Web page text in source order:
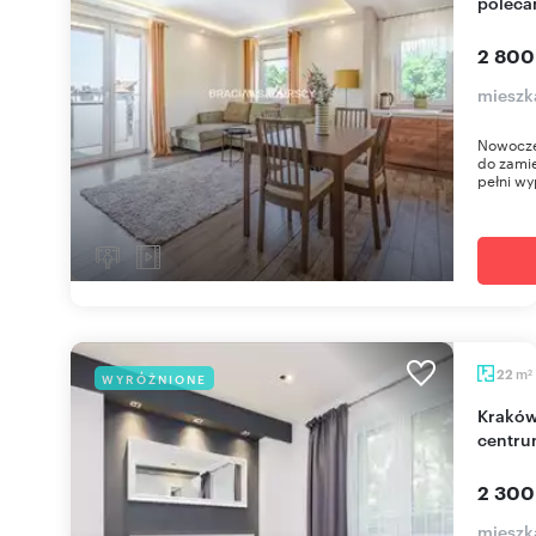
2
do
pełni
WYRÓŻNIONE 22 m2
Kraków, Krowodrza, studio z balkonem, blisko
2